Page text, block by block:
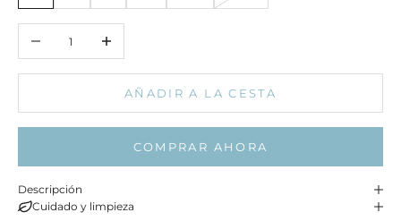
AÑADIR A LA CESTA
COMPRAR AHORA
Descripción
Cuidado y limpieza